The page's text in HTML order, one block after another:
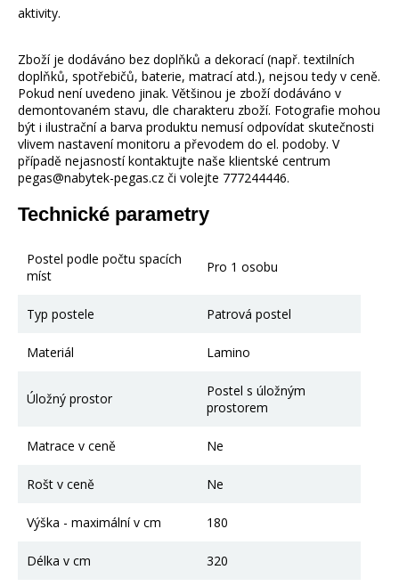
aktivity.
Zboží je dodáváno bez doplňků a dekorací (např. textilních
doplňků, spotřebičů, baterie, matrací atd.), nejsou tedy v ceně.
Pokud není uvedeno jinak. Většinou je zboží dodáváno v
demontovaném stavu, dle charakteru zboží. Fotografie mohou
být i ilustrační a barva produktu nemusí odpovídat skutečnosti
vlivem nastavení monitoru a převodem do el. podoby. V
případě nejasností kontaktujte naše klientské centrum
pegas@nabytek-pegas.cz či volejte 777244446.
Technické parametry
Postel podle počtu spacích
míst
Pro 1 osobu
Typ postele Patrová postel
Materiál Lamino
Úložný prostor
Postel s úložným
prostorem
Matrace v ceně Ne
Rošt v ceně Ne
Výška - maximální v cm 180
Délka v cm 320